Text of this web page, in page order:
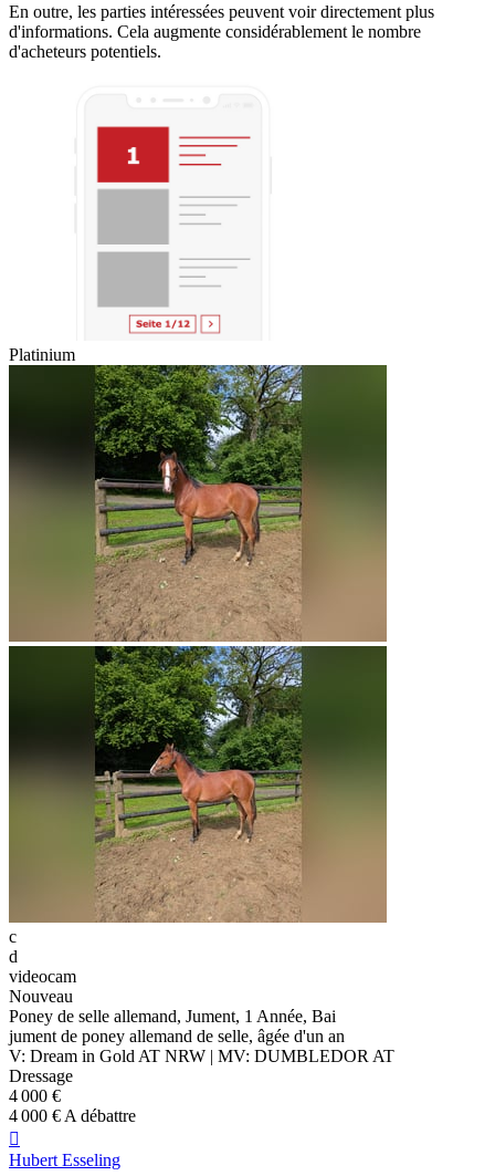
En outre, les parties intéressées peuvent voir directement plus
d'informations. Cela augmente considérablement le nombre
d'acheteurs potentiels.
Platinium
c
d
videocam
Nouveau
Poney de selle allemand, Jument, 1 Année, Bai
jument de poney allemand de selle, âgée d'un an
V: Dream in Gold AT NRW | MV: DUMBLEDOR AT
Dressage
4 000 €
4 000 € A débattre

Hubert Esseling